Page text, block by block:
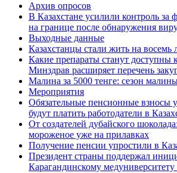
Архив опросов
В Казахстане усилили контроль
на границе после обнаружения
Выходные данные
Казахстанцы стали жить на восемь
Какие препараты станут доступны
Минздрав расширяет перечень
Малина за 5000 тенге: сезон
Мероприятия
Обязательные пенсионные взносы
будут платить работодатели в
От создателей дубайского
мороженое уже на прилавках
Получение пенсии упростили в
Президент страны поддержал
Карагандинскому